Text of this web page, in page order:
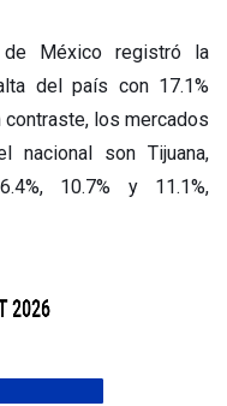
de México registró la
del país con 17.1%
contraste, los mercados
son Tijuana,
10.7% y 11.1%,